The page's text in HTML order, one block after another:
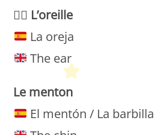
👂🏻 L’oreille
La oreja
The ear
Le menton
El mentón / La barbilla